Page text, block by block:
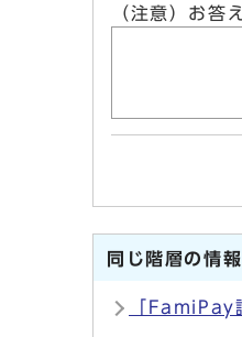
（注意）お答
同じ階層の情報
「FamiPay